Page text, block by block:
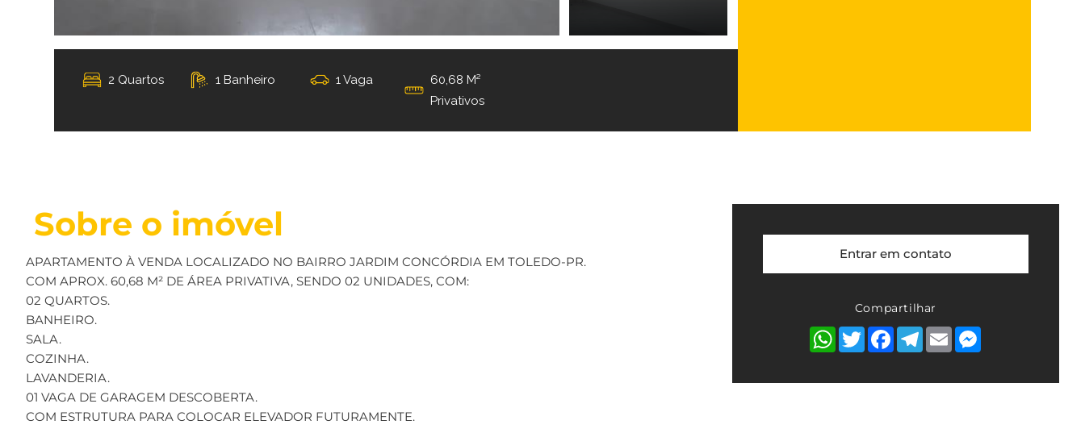
2 Quartos 1 Banheiro 1 Vaga
60,68 M²
Privativos
Sobre o imóvel
APARTAMENTO À VENDA LOCALIZADO NO BAIRRO JARDIM CONCÓRDIA EM TOLEDO-PR.
COM APROX. 60,68 M² DE ÁREA PRIVATIVA, SENDO 02 UNIDADES, COM:
02 QUARTOS.
BANHEIRO.
SALA.
COZINHA.
LAVANDERIA.
01 VAGA DE GARAGEM DESCOBERTA.
COM ESTRUTURA PARA COLOCAR ELEVADOR FUTURAMENTE.
Entrar em contato
Compartilhar
WhatsApp
TwitterFacebook
Telegram
Email